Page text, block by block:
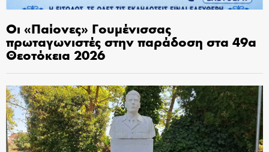
Οι «Παίονες» Γουμένισσας
πρωταγωνιστές στην παράδοση στα 49α
Θεοτόκεια 2026